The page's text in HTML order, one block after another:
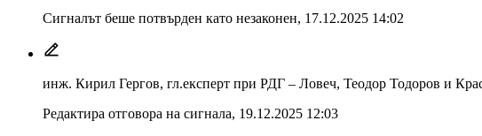
Сигналът беше потвърден като незаконен, 17.12.2025 14:02
инж. Кирил Гергов, гл.експерт при РДГ – Ловеч, Теодор Тодоров и
Редактира отговора на сигнала, 19.12.2025 12:03